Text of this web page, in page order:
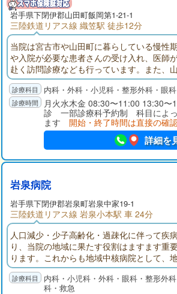
岩手県下閉伊郡山田町飯岡第1-21-1
三陸鉄道リアス線 織笠駅 徒歩12分
当院は宮古市や山田町に暮らしている慢性
や入院が必要な患者さんの受け入れ、医師
赴く訪問診療なども行っています。また、
祉施設とも通院や入院中、退院した患者さ
た最良の医療が提供できるように連携して
内科・外科・小児科・整形外科・眼
月火水木金 08:30〜11:00 13:30
診 一部診療科予約制 科目によっ
ます 開始・終了時間は直接の確
詳細を
岩泉病院
岩手県下閉伊郡岩泉町岩泉中家19-1
三陸鉄道リアス線 岩泉小本駅 車 24分
人口減少・少子高齢化・過疎化に伴って疾
り、当院の地域に果たす役割はますます重
ります。これからも地域中核病院として、
守り、より良い医療を提供することができ
たいと考えております。
内科・小児科・外科・眼科・整形外
科・救急